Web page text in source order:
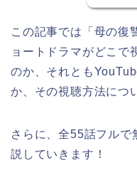
この記事では 「母の復
ョートドラマがどこで
のか、それとも
か、その視聴方法につ
さらに、全55話フルで
説していきます！